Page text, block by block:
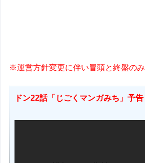
※運営方針変更に伴い冒頭と終盤のみ
ドン22話「じごくマンガみち」予告